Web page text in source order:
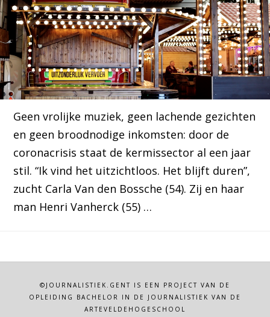
Geen vrolijke muziek, geen lachende gezichten
en geen broodnodige inkomsten: door de
coronacrisis staat de kermissector al een jaar
stil. “Ik vind het uitzichtloos. Het blijft duren”,
zucht Carla Van den Bossche (54). Zij en haar
man Henri Vanherck (55) …
©JOURNALISTIEK.GENT IS EEN PROJECT VAN DE
OPLEIDING BACHELOR IN DE JOURNALISTIEK VAN DE
ARTEVELDEHOGESCHOOL